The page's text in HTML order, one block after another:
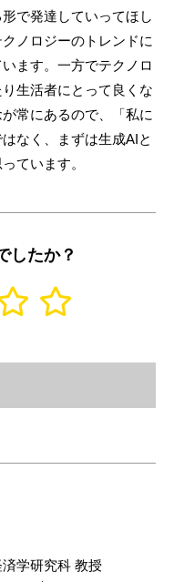
で発達していってほし
ノロジーのトレンドに
ます。一方でテクノロ
生活者にとって良くな
常にあるので、「私に
なく、まずは生成AIと
ています。
したか？
学研究科 教授